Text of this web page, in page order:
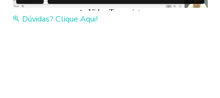
Dúvidas? Clique Aqui!